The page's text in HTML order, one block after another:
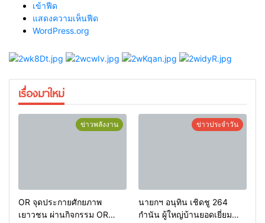
เข้าฟีด
แสดงความเห็นฟีด
WordPress.org
เรื่องมาใหม่
ข่าวพลังงาน
OR จุดประกายศักยภาพ
เยาวชน ผ่านกิจกรรม OR
ข่าวประจำวัน
นายกฯ อนุทิน เชิดชู 264
กำนัน ผู้ใหญ่บ้านยอดเยี่ยม